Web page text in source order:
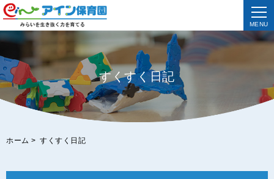
MENU
すくすく日記
ホーム > すくすく日記